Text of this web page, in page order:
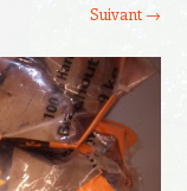
Suivant →